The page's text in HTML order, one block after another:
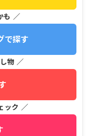
も ／
で探す
物 ／
ック ／